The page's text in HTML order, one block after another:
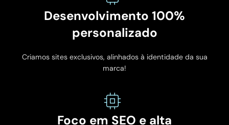
Desenvolvimento 100%
personalizado
Criamos sites exclusivos, alinhados à identidade da sua
marca!
Foco em SEO e alta